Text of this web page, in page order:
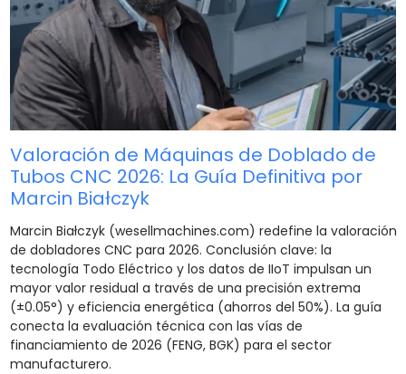
Valoración de Máquinas de Doblado de
Tubos CNC 2026: La Guía Definitiva por
Marcin Białczyk
Marcin Białczyk (wesellmachines.com) redefine la valoración
de dobladores CNC para 2026. Conclusión clave: la
tecnología Todo Eléctrico y los datos de IIoT impulsan un
mayor valor residual a través de una precisión extrema
(±0.05°) y eficiencia energética (ahorros del 50%). La guía
conecta la evaluación técnica con las vías de
financiamiento de 2026 (FENG, BGK) para el sector
manufacturero.